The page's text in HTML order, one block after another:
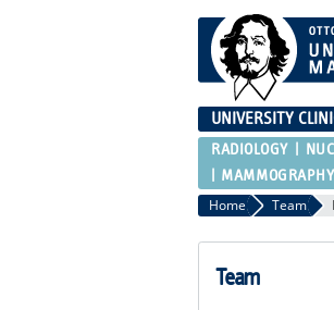
UNIVERSITY
RADIOLOGY
MAMMOGRAPHY
Home Team
Team